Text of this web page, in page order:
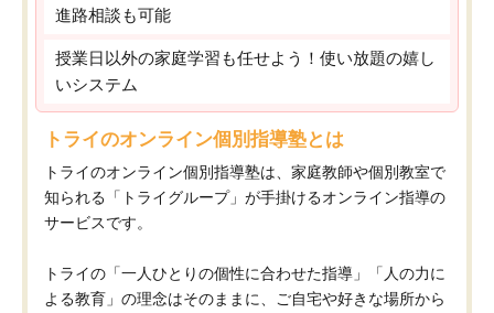
進路相談も可能
授業日以外の家庭学習も任せよう！使い放題の嬉し
いシステム
トライのオンライン個別指導塾とは
トライのオンライン個別指導塾は、家庭教師や個別教室で
知られる「トライグループ」が手掛けるオンライン指導の
サービスです。
トライの「一人ひとりの個性に合わせた指導」「人の力に
よる教育」の理念はそのままに、ご自宅や好きな場所から